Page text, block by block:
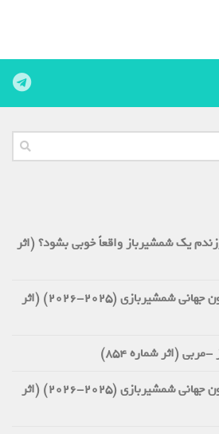
یک شمشیرباز واقعاً خوبی بشود؟ (اثر
قوانین تکنیکی فدراسیون جهانی شمشیربازی (2025-2026) (اثر
(اثر شماره 854)
قوانین تکنیکی فدراسیون جهانی شمشیربازی (2025-2026) (اثر